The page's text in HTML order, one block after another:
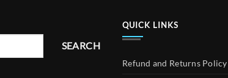
SEARCH
QUICK LINKS
Refund and Returns Policy